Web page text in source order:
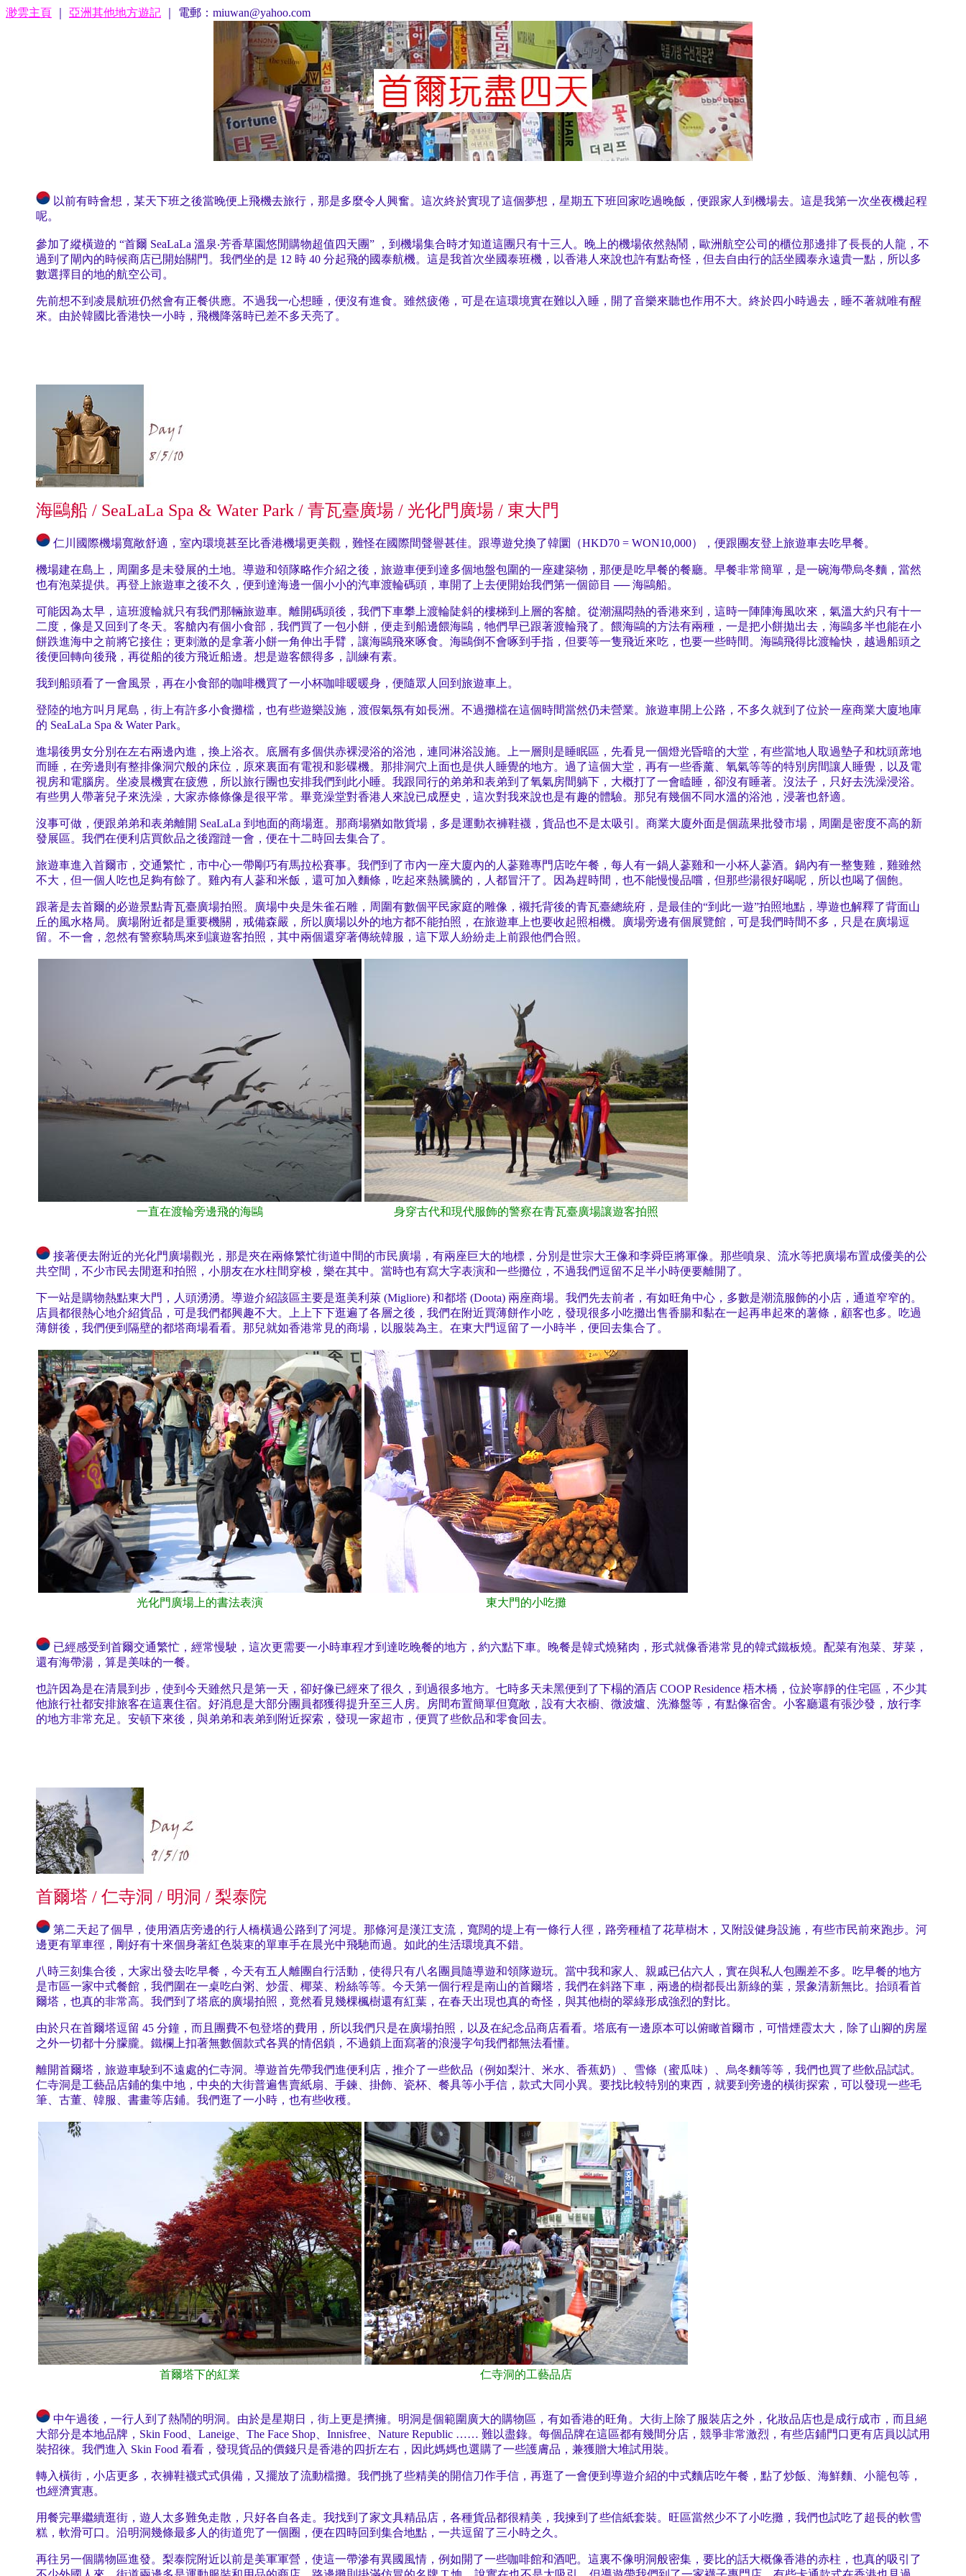
渺雲主頁 亞洲其他地方遊記 ｜ 電郵：miuwan@yahoo.com
以前有時會想，某天下班之後當晚便上飛機去旅行，那是多麼令人興奮。這次終於實現了這個夢想，星期五下班回家吃過晚飯，便跟家人到機場去。這是我第一次坐夜機起程
呢。
參加了縱橫遊的 “首爾 SeaLaLa 溫泉‧芳香草園悠閒購物超值四天團” ，到機場集合時才知道這團只有十三人。晚上的機場依然熱鬧，歐洲航空公司的櫃位那邊排了長長的人龍，不
過到了閘內的時候商店已開始關門。我們坐的是 12 時 40 分起飛的國泰航機。這是我首次坐國泰班機，以香港人來說也許有點奇怪，但去自由行的話坐國泰永遠貴一點，所以多
數選擇目的地的航空公司。
先前想不到凌晨航班仍然會有正餐供應。不過我一心想睡，便沒有進食。雖然疲倦，可是在這環境實在難以入睡，開了音樂來聽也作用不大。終於四小時過去，睡不著就唯有醒
來。由於韓國比香港快一小時，飛機降落時已差不多天亮了。
海鷗船 / SeaLaLa Spa & Water Park / 青瓦臺廣場 / 光化門廣場 / 東大門
仁川國際機場寬敞舒適，室內環境甚至比香港機場更美觀，難怪在國際間聲譽甚佳。跟導遊兌換了韓圜（HKD70 = WON10,000），便跟團友登上旅遊車去吃早餐。
機場建在島上，周圍多是未發展的土地。導遊和領隊略作介紹之後，旅遊車便到達多個地盤包圍的一座建築物，那便是吃早餐的餐廳。早餐非常簡單，是一碗海帶烏冬麵，當然
也有泡菜提供。再登上旅遊車之後不久，便到達海邊一個小小的汽車渡輪碼頭，車開了上去便開始我們第一個節目 ── 海鷗船。
可能因為太早，這班渡輪就只有我們那輛旅遊車。離開碼頭後，我們下車攀上渡輪陡斜的樓梯到上層的客艙。從潮濕悶熱的香港來到，這時一陣陣海風吹來，氣溫大約只有十一
二度，像是又回到了冬天。客艙內有個小食部，我們買了一包小餅，便走到船邊餵海鷗，牠們早已跟著渡輪飛了。餵海鷗的方法有兩種，一是把小餅拋出去，海鷗多半也能在小
餅跌進海中之前將它接住；更刺激的是拿著小餅一角伸出手臂，讓海鷗飛來啄食。海鷗倒不會啄到手指，但要等一隻飛近來吃，也要一些時間。海鷗飛得比渡輪快，越過船頭之
後便回轉向後飛，再從船的後方飛近船邊。想是遊客餵得多，訓練有素。
我到船頭看了一會風景，再在小食部的咖啡機買了一小杯咖啡暖暖身，便隨眾人回到旅遊車上。
登陸的地方叫月尾島，街上有許多小食攤檔，也有些遊樂設施，渡假氣氛有如長洲。不過攤檔在這個時間當然仍未營業。旅遊車開上公路，不多久就到了位於一座商業大廈地庫
的 SeaLaLa Spa & Water Park。
進場後男女分別在左右兩邊內進，換上浴衣。底層有多個供赤裸浸浴的浴池，連同淋浴設施。上一層則是睡眠區，先看見一個燈光昏暗的大堂，有些當地人取過墊子和枕頭蓆地
而睡，在旁邊則有整排像洞穴般的床位，原來裏面有電視和影碟機。那排洞穴上面也是供人睡覺的地方。過了這個大堂，再有一些香薰、氧氣等等的特別房間讓人睡覺，以及電
視房和電腦房。坐凌晨機實在疲憊，所以旅行團也安排我們到此小睡。我跟同行的弟弟和表弟到了氧氣房間躺下，大概打了一會瞌睡，卻沒有睡著。沒法子，只好去洗澡浸浴。
有些男人帶著兒子來洗澡，大家赤條條像是很平常。畢竟澡堂對香港人來說已成歷史，這次對我來說也是有趣的體驗。那兒有幾個不同水溫的浴池，浸著也舒適。
沒事可做，便跟弟弟和表弟離開 SeaLaLa 到地面的商場逛。那商場猶如散貨場，多是運動衣褲鞋襪，貨品也不是太吸引。商業大廈外面是個蔬果批發市場，周圍是密度不高的新
發展區。我們在便利店買飲品之後蹓躂一會，便在十二時回去集合了。
旅遊車進入首爾市，交通繁忙，市中心一帶剛巧有馬拉松賽事。我們到了市內一座大廈內的人蔘雞專門店吃午餐，每人有一鍋人蔘雞和一小杯人蔘酒。鍋內有一整隻雞，雞雖然
不大，但一個人吃也足夠有餘了。雞內有人蔘和米飯，還可加入麵條，吃起來熱騰騰的，人都冒汗了。因為趕時間，也不能慢慢品嚐，但那些湯很好喝呢，所以也喝了個飽。
跟著是去首爾的必遊景點青瓦臺廣場拍照。廣場中央是朱雀石雕，周圍有數個平民家庭的雕像，襯托背後的青瓦臺總統府，是最佳的“到此一遊”拍照地點，導遊也解釋了背面山
丘的風水格局。廣場附近都是重要機關，戒備森嚴，所以廣場以外的地方都不能拍照，在旅遊車上也要收起照相機。廣場旁邊有個展覽館，可是我們時間不多，只是在廣場逗
留。不一會，忽然有警察騎馬來到讓遊客拍照，其中兩個還穿著傳統韓服，這下眾人紛紛走上前跟他們合照。
一直在渡輪旁邊飛的海鷗 身穿古代和現代服飾的警察在青瓦臺廣場讓遊客拍照
接著便去附近的光化門廣場觀光，那是夾在兩條繁忙街道中間的市民廣場，有兩座巨大的地標，分別是世宗大王像和李舜臣將軍像。那些噴泉、流水等把廣場布置成優美的公
共空間，不少市民去閒逛和拍照，小朋友在水柱間穿梭，樂在其中。當時也有寫大字表演和一些攤位，不過我們逗留不足半小時便要離開了。
下一站是購物熱點東大門，人頭湧湧。導遊介紹該區主要是逛美利萊 (Migliore) 和都塔 (Doota) 兩座商場。我們先去前者，有如旺角中心，多數是潮流服飾的小店，通道窄窄的。
店員都很熱心地介紹貨品，可是我們都興趣不大。上上下下逛遍了各層之後，我們在附近買薄餅作小吃，發現很多小吃攤出售香腸和黏在一起再串起來的薯條，顧客也多。吃過
薄餅後，我們便到隔壁的都塔商場看看。那兒就如香港常見的商場，以服裝為主。在東大門逗留了一小時半，便回去集合了。
光化門廣場上的書法表演 東大門的小吃攤
已經感受到首爾交通繁忙，經常慢駛，這次更需要一小時車程才到達吃晚餐的地方，約六點下車。晚餐是韓式燒豬肉，形式就像香港常見的韓式鐵板燒。配菜有泡菜、芽菜，
還有海帶湯，算是美味的一餐。
也許因為是在清晨到步，使到今天雖然只是第一天，卻好像已經來了很久，到過很多地方。七時多天未黑便到了下榻的酒店 COOP Residence 梧木橋，位於寧靜的住宅區，不少其
他旅行社都安排旅客在這裏住宿。好消息是大部分團員都獲得提升至三人房。房間布置簡單但寬敞，設有大衣櫥、微波爐、洗滌盤等，有點像宿舍。小客廳還有張沙發，放行李
的地方非常充足。安頓下來後，與弟弟和表弟到附近探索，發現一家超市，便買了些飲品和零食回去。
首爾塔 / 仁寺洞 / 明洞 / 梨泰院
第二天起了個早，使用酒店旁邊的行人橋橫過公路到了河堤。那條河是漢江支流，寬闊的堤上有一條行人徑，路旁種植了花草樹木，又附設健身設施，有些市民前來跑步。河
邊更有單車徑，剛好有十來個身著紅色裝束的單車手在晨光中飛馳而過。如此的生活環境真不錯。
八時三刻集合後，大家出發去吃早餐，今天有五人離團自行活動，使得只有八名團員隨導遊和領隊遊玩。當中我和家人、親戚已佔六人，實在與私人包團差不多。吃早餐的地方
是市區一家中式餐館，我們圍在一桌吃白粥、炒蛋、椰菜、粉絲等等。今天第一個行程是南山的首爾塔，我們在斜路下車，兩邊的樹都長出新綠的葉，景象清新無比。抬頭看首
爾塔，也真的非常高。我們到了塔底的廣場拍照，竟然看見幾棵楓樹還有紅葉，在春天出現也真的奇怪，與其他樹的翠綠形成強烈的對比。
由於只在首爾塔逗留 45 分鐘，而且團費不包登塔的費用，所以我們只是在廣場拍照，以及在紀念品商店看看。塔底有一邊原本可以俯瞰首爾市，可惜煙霞太大，除了山腳的房屋
之外一切都十分朦朧。鐵欄上扣著無數個款式各異的情侶鎖，不過鎖上面寫著的浪漫字句我們都無法看懂。
離開首爾塔，旅遊車駛到不遠處的仁寺洞。導遊首先帶我們進便利店，推介了一些飲品（例如梨汁、米水、香蕉奶）、雪條（蜜瓜味）、烏冬麵等等，我們也買了些飲品試試。
仁寺洞是工藝品店鋪的集中地，中央的大街普遍售賣紙扇、手鍊、掛飾、瓷杯、餐具等小手信，款式大同小異。要找比較特別的東西，就要到旁邊的橫街探索，可以發現一些毛
筆、古董、韓服、書畫等店鋪。我們逛了一小時，也有些收穫。
首爾塔下的紅業 仁寺洞的工藝品店
中午過後，一行人到了熱鬧的明洞。由於是星期日，街上更是擠擁。明洞是個範圍廣大的購物區，有如香港的旺角。大街上除了服裝店之外，化妝品店也是成行成市，而且絕
大部分是本地品牌，Skin Food、Laneige、The Face Shop、Innisfree、Nature Republic …… 難以盡錄。每個品牌在這區都有幾間分店，競爭非常激烈，有些店鋪門口更有店員以試用
裝招徠。我們進入 Skin Food 看看，發現貨品的價錢只是香港的四折左右，因此媽媽也選購了一些護膚品，兼獲贈大堆試用裝。
轉入橫街，小店更多，衣褲鞋襪式式俱備，又擺放了流動檔攤。我們挑了些精美的開信刀作手信，再逛了一會便到導遊介紹的中式麵店吃午餐，點了炒飯、海鮮麵、小籠包等，
也經濟實惠。
用餐完畢繼續逛街，遊人太多難免走散，只好各自各走。我找到了家文具精品店，各種貨品都很精美，我揀到了些信紙套裝。旺區當然少不了小吃攤，我們也試吃了超長的軟雪
糕，軟滑可口。沿明洞幾條最多人的街道兜了一個圈，便在四時回到集合地點，一共逗留了三小時之久。
再往另一個購物區進發。梨泰院附近以前是美軍軍營，使這一帶滲有異國風情，例如開了一些咖啡館和酒吧。這裏不像明洞般密集，要比的話大概像香港的赤柱，也真的吸引了